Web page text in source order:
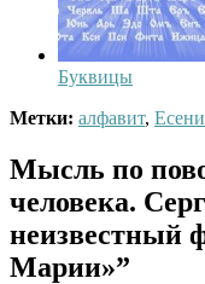
Буквицы
Метки: алфавит,
Мысль по
человека.
неизвестный
Марии»”